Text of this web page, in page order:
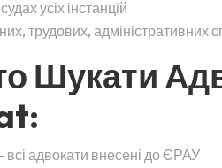
усіх інстанцій
трудових, адміністративних
Шукати
всі адвокати внесені до ЄРАУ